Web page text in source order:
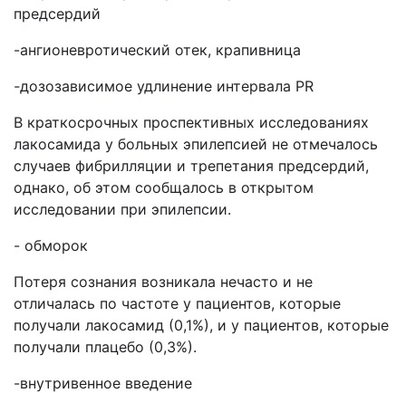
предсердий
-ангионевротический отек, крапивница
-дозозависимое удлинение интервала PR
В краткосрочных проспективных исследованиях
лакосамида у больных эпилепсией не отмечалось
случаев фибрилляции и трепетания предсердий,
однако, об этом сообщалось в открытом
исследовании при эпилепсии.
- обморок
Потеря сознания возникала нечасто и не
отличалась по частоте у пациентов, которые
получали лакосамид (0,1%), и у пациентов, которые
получали плацебо (0,3%).
-внутривенное введение